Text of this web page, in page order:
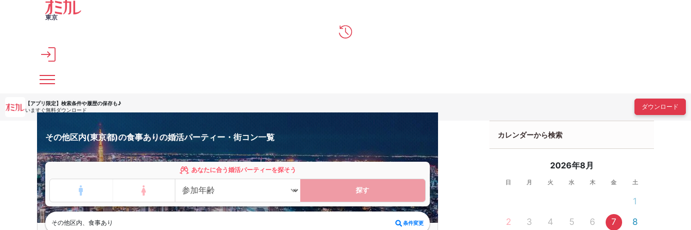
メインコンテンツへスキップ
東京
【アプリ限定】 検索条件や履歴の保存も♪
いますぐ無料ダウンロード
ダウンロード
その他区内(東京都)の食事ありの婚活パーティー・街コン一覧
あなたに合う婚活パーティーを探そう
探す
その他区内、食事あり 条件変更
カレンダーから検索
2026年8月
日 月 火 水 木 金 土
1
2
3 4 5 6 7 8